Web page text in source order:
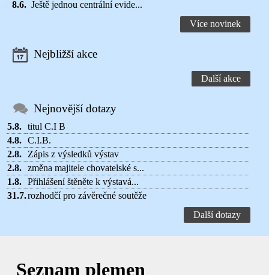
8.6. Ještě jednou centrální evide...
Více novinek
Nejbližší akce
Další akce
Nejnovější dotazy
5.8. titul C.I B
4.8. C.I.B.
2.8.
Zápis z výsledků výstav
2.8. změna majitele chovatelské s...
1.8. Přihlášení štěněte k výstavá...
31.7.rozhodčí pro závěrečné soutěže
Další dotazy
Seznam plemen